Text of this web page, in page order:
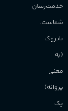
مناسب برای
آقایان
خدمت‌رسان
شماست.
پاپروک
(به
معنی
پروانه)
یک